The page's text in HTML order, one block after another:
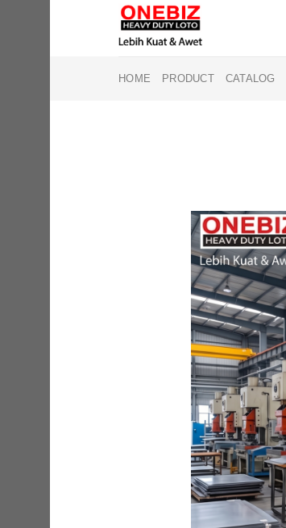
HOME PRODUCT CATALOG